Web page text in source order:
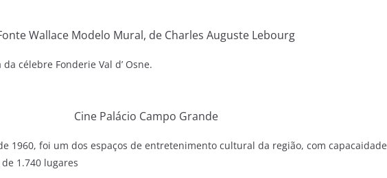
Wallace Modelo Mural, de Charles Auguste Lebourg
célebre Fonderie Val d’ Osne.
Cine Palácio Campo Grande
1960, foi um dos espaços de entretenimento cultural da região, com capacaidade
1.740 lugares